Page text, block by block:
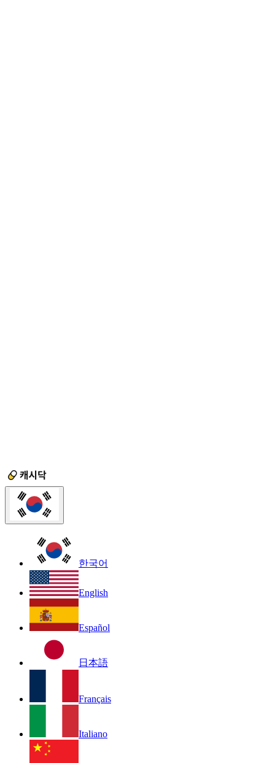
한국어
English
Español
日本語
Français
Italiano